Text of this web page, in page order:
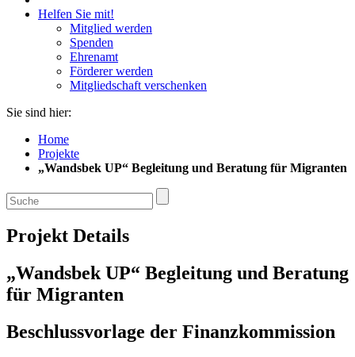
Helfen Sie mit!
Mitglied werden
Spenden
Ehrenamt
Förderer werden
Mitgliedschaft verschenken
Sie sind hier:
Home
Projekte
„Wandsbek UP“ Begleitung und Beratung für Migranten
Projekt Details
„Wandsbek UP“ Begleitung und Beratung
für Migranten
Beschlussvorlage der Finanzkommission